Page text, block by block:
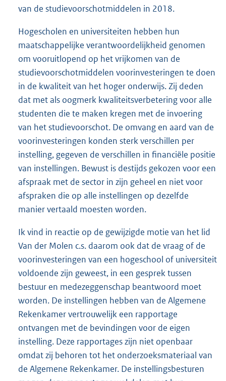
van de studievoorschotmiddelen in 2018.
Hogescholen en universiteiten hebben hun
maatschappelijke verantwoordelijkheid genomen
om vooruitlopend op het vrijkomen van de
studievoorschotmiddelen voorinvesteringen te doen
in de kwaliteit van het hoger onderwijs. Zij deden
dat met als oogmerk kwaliteitsverbetering voor alle
studenten die te maken kregen met de invoering
van het studievoorschot. De omvang en aard van de
voorinvesteringen konden sterk verschillen per
instelling, gegeven de verschillen in financiële positie
van instellingen. Bewust is destijds gekozen voor een
afspraak met de sector in zijn geheel en niet voor
afspraken die op alle instellingen op dezelfde
manier vertaald moesten worden.
Ik vind in reactie op de gewijzigde motie van het lid
Van der Molen c.s. daarom ook dat de vraag of de
voorinvesteringen van een hogeschool of universiteit
voldoende zijn geweest, in een gesprek tussen
bestuur en medezeggenschap beantwoord moet
worden. De instellingen hebben van de Algemene
Rekenkamer vertrouwelijk een rapportage
ontvangen met de bevindingen voor de eigen
instelling. Deze rapportages zijn niet openbaar
omdat zij behoren tot het onderzoeksmateriaal van
de Algemene Rekenkamer. De instellingsbesturen